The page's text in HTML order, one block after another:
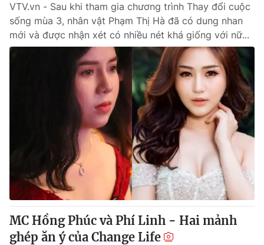
VTV.vn - Sau khi tham gia chương trình Thay đổi cuộc
sống mùa 3, nhân vật Phạm Thị Hà đã có dung nhan
mới và được nhận xét có nhiều nét khá giống với nữ...
MC Hồng Phúc và Phí Linh - Hai mảnh
ghép ăn ý của Change Life